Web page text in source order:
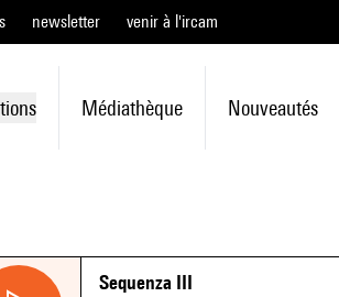
newsletter venir à l'ircam
Médiathèque Nouveautés
Sequenza III